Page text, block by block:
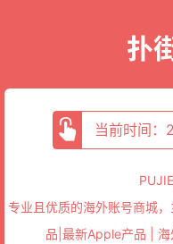
扑
当前时间
专业且优质的海外账号商城
品|最新Apple产品 |